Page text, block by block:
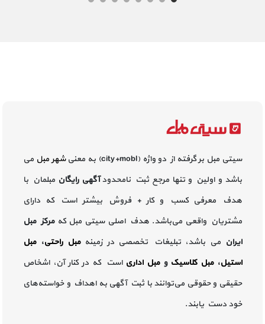
سیتی مبل بر گرفته از دو واژه (city+mobl) به معنی شهر مبل می
باشد و اولین و تنها مرجع ثبت نامحدودآگهی رایگان مبلمان با
هدف معرفی کسب و کار + فروش بیشتر است که دارای
مشتریان واقعی می‌باشد. هدف اصلی سیتی مبل کهمرکز مبل
ایران می باشد، تبلیغات تخصصی در زمینه مبل راحتی،مبل
استیل،مبل کلاسیک ومبل اداری است که در کنار آن، اشخاص
حقیقی و حقوقی می‌توانند با ثبت آگهی به اهداف و خواسته‌های
خود دست یابند.